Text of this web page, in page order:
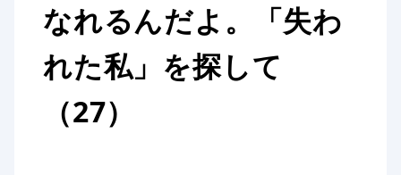
なれるんだよ。「失わ
れた私」を探して
（27）